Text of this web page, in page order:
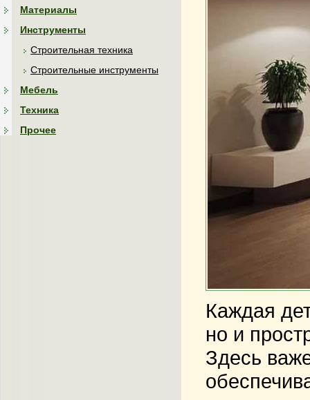
Материалы
Инструменты
Строительная техника
Строительные инструменты
Мебель
Техника
Прочее
Каждая
но и
Здесь